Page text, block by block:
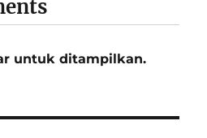
untuk ditampilkan.